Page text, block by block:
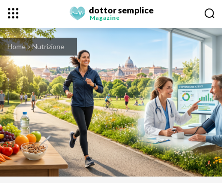
dottor semplice
Magazine
Home Nutrizione